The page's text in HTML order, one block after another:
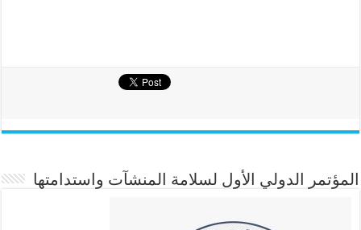
المؤتمر الدولي الأول لسلامة المنشآت واستدامتها